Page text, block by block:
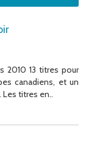
2010 13 titres pour
canadiens, et un
Les titres en..